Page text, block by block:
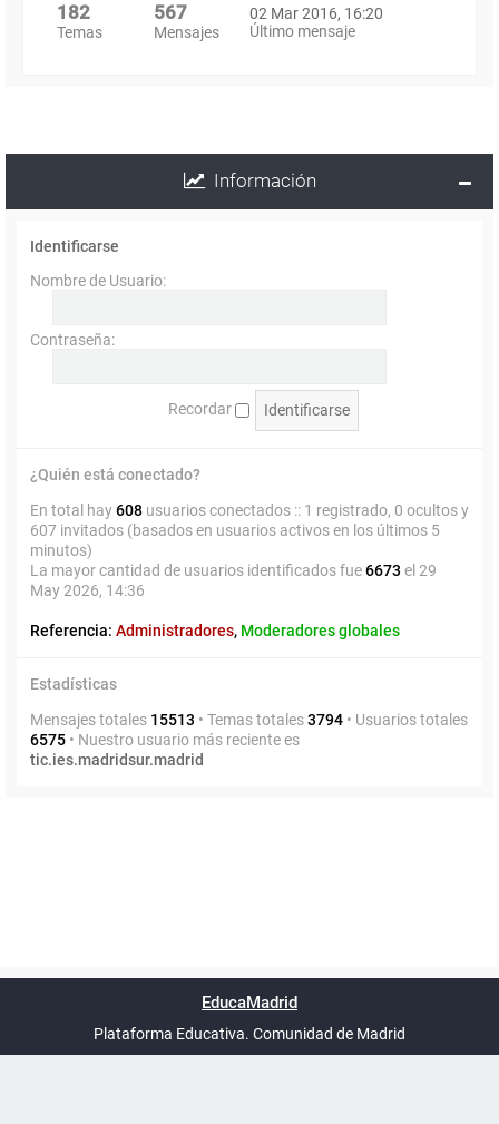
182
Temas
567
Mensajes
02 Mar 2016, 16:20
Último mensaje
Información
Identificarse
Nombre de Usuario:
Contraseña:
Recordar
¿Quién está conectado?
En total hay608 usuarios conectados :: 1 registrado, 0 ocultos y
607 invitados (basados en usuarios activos en los últimos 5
minutos)
La mayor cantidad de usuarios identificados fue6673 el 29
May 2026, 14:36
Referencia: Administradores, Moderadores globales
Estadísticas
Mensajes totales 15513 • Temas totales3794 • Usuarios totales
6575 • Nuestro usuario más reciente es
tic.ies.madridsur.madrid
UTC+02:00
phpBB España
EducaMadrid
Plataforma Educativa. Comunidad de Madrid